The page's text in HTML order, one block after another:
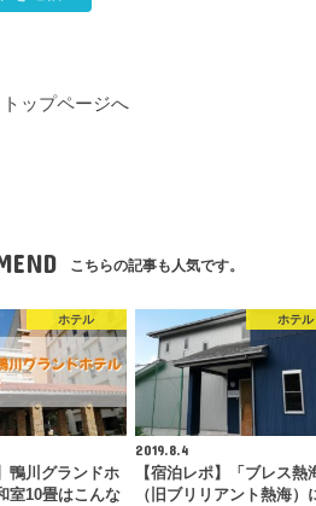
トップページへ
こちらの記事も人気です。
ホテル
鴨川グランドホ
10畳はこんな
ホテル
2019.8.4
【宿泊レポ】「ブレス熱
（旧ブリリアント熱海）